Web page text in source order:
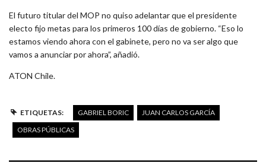
El futuro titular del MOP no quiso adelantar que el presidente
electo fijo metas para los primeros 100 días de gobierno. “Eso lo
estamos viendo ahora con el gabinete, pero no va ser algo que
vamos a anunciar por ahora”, añadió.
ATON Chile.
ETIQUETAS: GABRIEL BORIC
JUAN CARLOS GARCÍA
OBRAS PÚBLICAS